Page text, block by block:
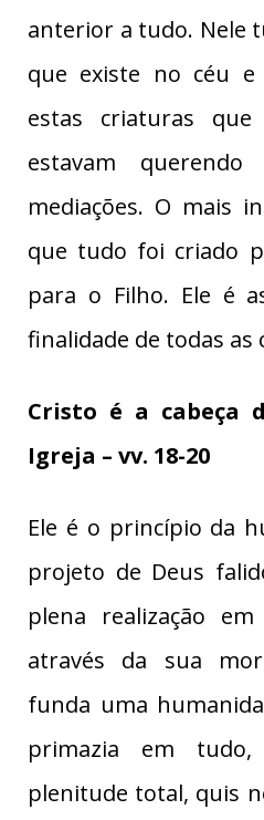
anterior a tudo. Nele
que existe no céu
estas criaturas
estavam
mediações. O mais
que tudo foi criado
para o Filho. Ele é
finalidade de todas as
Cristo é a cabeça
Igreja – vv. 18-20
Ele é o princípio da
projeto de Deus
plena realização
através da sua
funda uma
primazia em
plenitude total, quis